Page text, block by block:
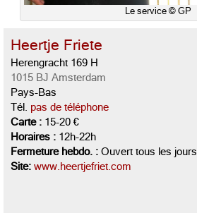
Le service © GP
Heertje Friete
Herengracht 169 H
1015 BJ Amsterdam
Pays-Bas
Tél. pas de téléphone
Carte : 15-20 €
Horaires : 12h-22h
Fermeture hebdo. : Ouvert tous les jours
Site: www.heertjefriet.com